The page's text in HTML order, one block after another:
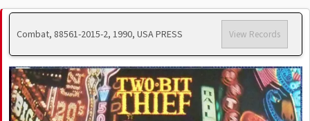
Combat, 88561-2015-2, 1990, USA PRESS View Records